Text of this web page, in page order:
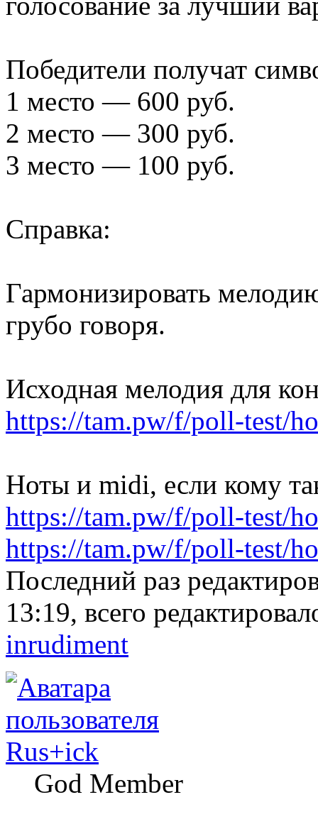
Победители получат
1 место — 600 руб.
2 место — 300 руб.
3 место — 100 руб.
Справка:
Гармонизировать
грубо говоря.
Исходная мелодия для
https://tam.pw/f/poll-test/
Ноты и midi, если кому
https://tam.pw/f/poll-test/
https://tam.pw/f/poll-test/
Последний раз
13:19, всего
inrudiment
Rus+ick
God Member